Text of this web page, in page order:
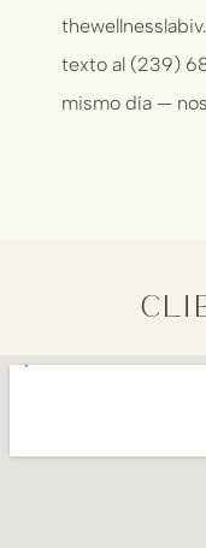
texto al (239)
mismo día —